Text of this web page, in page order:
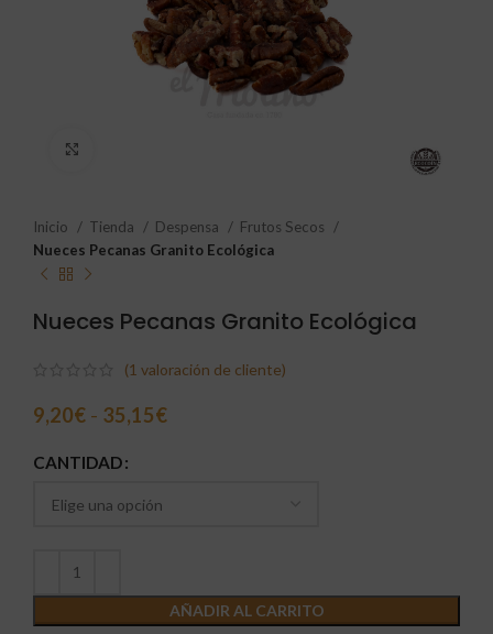
Inicio Tienda Despensa
Frutos Secos
Nueces Pecanas Granito Ecológica
Nueces Pecanas Granito Ecológica
(1 valoración de cliente)
9,20€ - 35,15€
CANTIDAD
AÑADIR AL CARRITO